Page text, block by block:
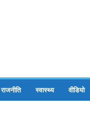
राजनीति स्वास्थ्य वीडियो